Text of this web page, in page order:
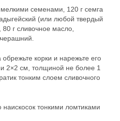
семенами, 120 г семга
(или любой твердый
г сливочное масло,
корки и нарежьте его
2×2 см, толщиной не более 1
тонким слоем сливочного
тонкими ломтиками